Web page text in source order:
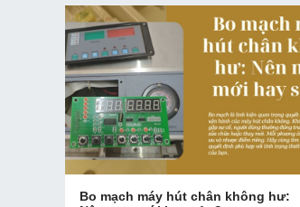
Bo mạch máy hút chân không hư: